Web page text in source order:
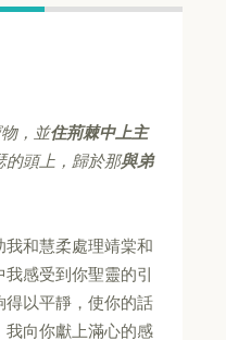
，並住荊棘中上主
的頭上，歸於那與弟
和慧柔處理靖棠和
感受到你聖靈的引
以平靜，使你的話
向你獻上滿心的感